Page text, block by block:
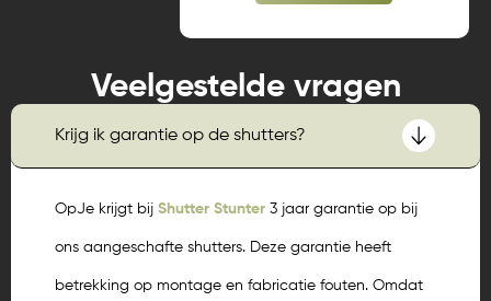
Veelgestelde vragen
Krijg ik garantie op de shutters?
OpJe krijgt bij Shutter Stunter 3 jaar garantie op bij
ons aangeschafte shutters. Deze garantie heeft
betrekking op montage en fabricatie fouten. Omdat